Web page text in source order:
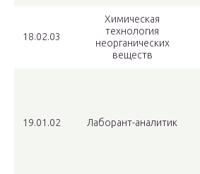
18.02.03
Химическая
технология
неорганических
веществ
19.01.02 Лаборант-аналитик